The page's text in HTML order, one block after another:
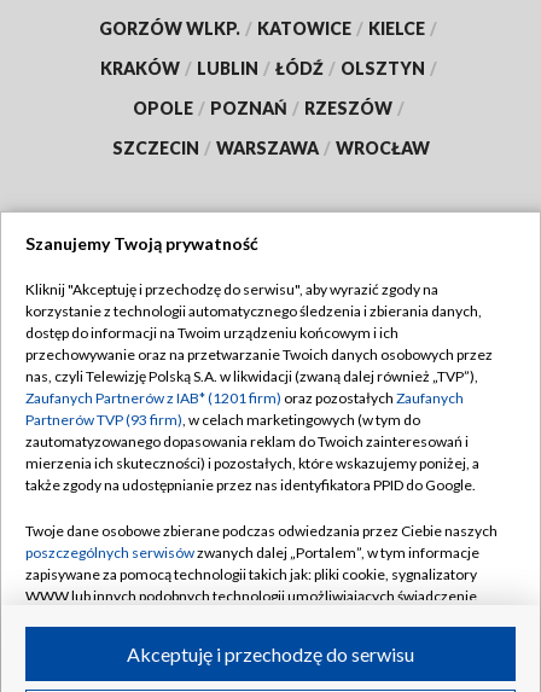
GORZÓW WLKP. / KATOWICE / KIELCE /
KRAKÓW / LUBLIN / ŁÓDŹ / OLSZTYN /
OPOLE / POZNAŃ / RZESZÓW /
SZCZECIN / WARSZAWA / WROCŁAW
TVP
Abonament TVP
Emisja w TVP
Centrum informacji TVP
Naziemna Telewizja Cyfrowa
Rada Programowa
System NOS
Informacje o nadawcy
Program dla prasy
Regulamin TVP
Polityka prywatności
Moje zgody
Pomoc
Kontakt
Kanały
Szanujemy Twoją prywatność
Kliknij "Akceptuję i przechodzę do serwisu", aby wyrazić zgody na
korzystanie z technologii automatycznego śledzenia i zbierania danych,
dostęp do informacji na Twoim urządzeniu końcowym i ich
przechowywanie oraz na przetwarzanie Twoich danych osobowych przez
nas, czyli Telewizję Polską S.A. w likwidacji (zwaną dalej również „TVP”),
Zaufanych Partnerów z IAB* (1201 firm) oraz pozostałych Zaufanych
Partnerów TVP (93 firm), w celach marketingowych (w tym do
zautomatyzowanego dopasowania reklam do Twoich zainteresowań i
mierzenia ich skuteczności) i pozostałych, które wskazujemy poniżej, a
także zgody na udostępnianie przez nas identyfikatora PPID do Google.
Twoje dane osobowe zbierane podczas odwiedzania przez Ciebie naszych
poszczególnych serwisówzwanych dalej „Portalem”, w tym informacje
zapisywane za pomocą technologii takich jak: pliki cookie, sygnalizatory
WWW lub innych podobnych technologii umożliwiających świadczenie
ruchu w Internecie.Akceptuję i przechodzę do serwisu